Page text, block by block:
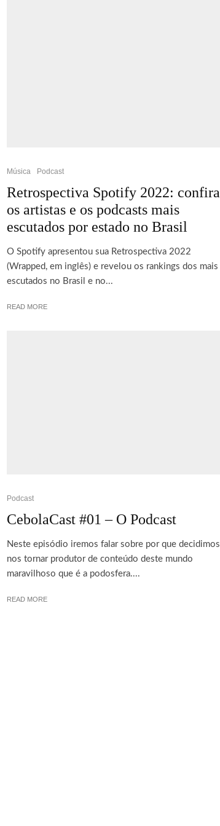
Música Podcast
Retrospectiva Spotify 2022: confira
os artistas e os podcasts mais
escutados por estado no Brasil
O Spotify apresentou sua Retrospectiva 2022
(Wrapped, em inglês) e revelou os rankings dos mais
escutados no Brasil e no...
READ MORE
Podcast
CebolaCast #01 – O Podcast
Neste episódio iremos falar sobre por que decidimos
nos tornar produtor de conteúdo deste mundo
maravilhoso que é a podosfera....
READ MORE